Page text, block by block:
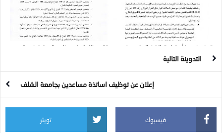
توضيحات بشأن تطبيق القرار الوزاري رقم
255 المتعلق بتحسين المستوى والإقامة
العلمية بالخارج
قانون الإطار في برنامج الحركية قصيرة
التدوينة التالية
إعلان عن توظيف اساتذة مساعدين بجامعة الشلف
فيسبوك تويتر